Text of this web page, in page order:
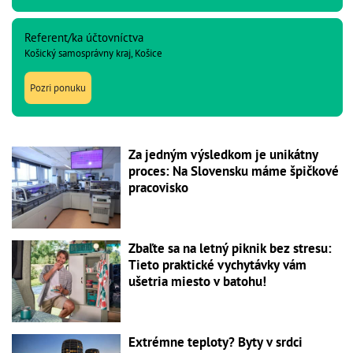
Referent/ka účtovníctva
Košický samosprávny kraj, Košice
Pozri ponuku
Za jedným výsledkom je unikátny
proces: Na Slovensku máme špičkové
pracovisko
Zbaľte sa na letný piknik bez stresu:
Tieto praktické vychytávky vám
ušetria miesto v batohu!
Extrémne teploty? Byty v srdci